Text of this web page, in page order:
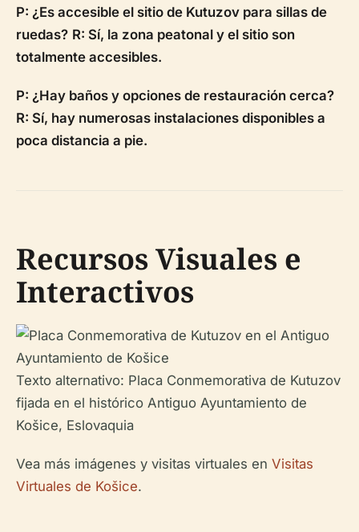
P: ¿Es accesible el sitio de Kutuzov para sillas de
ruedas? R: Sí, la zona peatonal y el sitio son
totalmente accesibles.
P: ¿Hay baños y opciones de restauración cerca?
R: Sí, hay numerosas instalaciones disponibles a
poca distancia a pie.
Recursos Visuales e
Interactivos
Texto alternativo: Placa Conmemorativa de Kutuzov
fijada en el histórico Antiguo Ayuntamiento de
Košice, Eslovaquia
Vea más imágenes y visitas virtuales en Visitas
Virtuales de Košice.